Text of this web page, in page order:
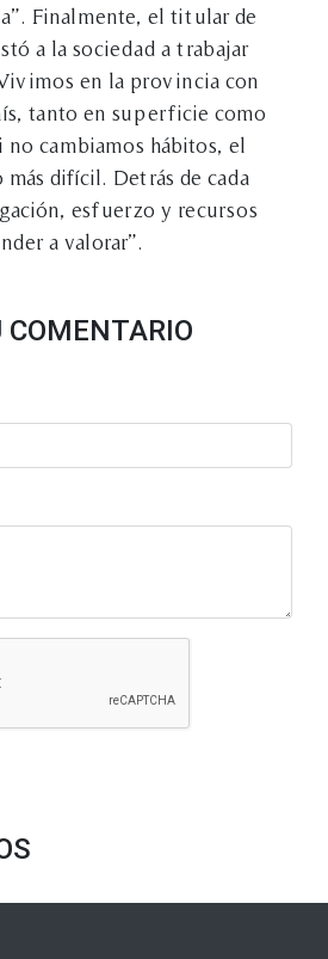
Finalmente, el titular de
a la sociedad a trabajar
en la provincia con
tanto en superficie como
cambiamos hábitos, el
difícil. Detrás de cada
esfuerzo y recursos
a valorar”.